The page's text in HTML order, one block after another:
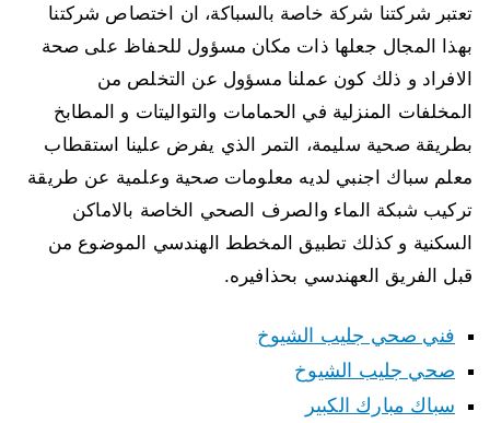
تعتبر شركتنا شركة خاصة بالسباكة، ان اختصاص شركتنا
بهذا المجال جعلها ذات مكان مسؤول للحفاظ على صحة
الافراد و ذلك كون عملنا مسؤول عن التخلص من
المخلفات المنزلية في الحمامات والتواليتات و المطابخ
بطريقة صحية سليمة، التمر الذي يفرض علينا استقطاب
معلم سباك اجنبي لديه معلومات صحية وعلمية عن طريقة
تركيب شبكة الماء والصرف الصحي الخاصة بالاماكن
السكنية و كذلك تطبيق المخطط الهندسي الموضوع من
قبل الفريق العهندسي بحذافيره.
فني صحي جليب الشيوخ
صحي جليب الشيوخ
سباك مبارك الكبير